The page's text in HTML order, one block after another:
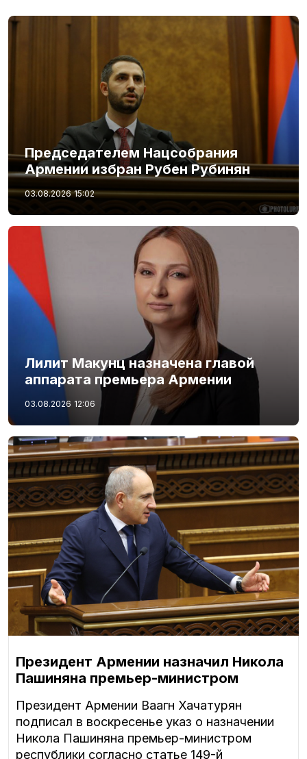
Председателем Нацсобрания
Армении избран Рубен Рубинян
03.08.2026 15:02
Лилит Макунц назначена главой
аппарата премьера Армении
03.08.2026 12:06
Президент Армении назначил Никола
Пашиняна премьер-министром
Президент Армении Ваагн Хачатурян
подписал в воскресенье указ о назначении
Никола Пашиняна премьер-министром
республики согласно статье 149-й